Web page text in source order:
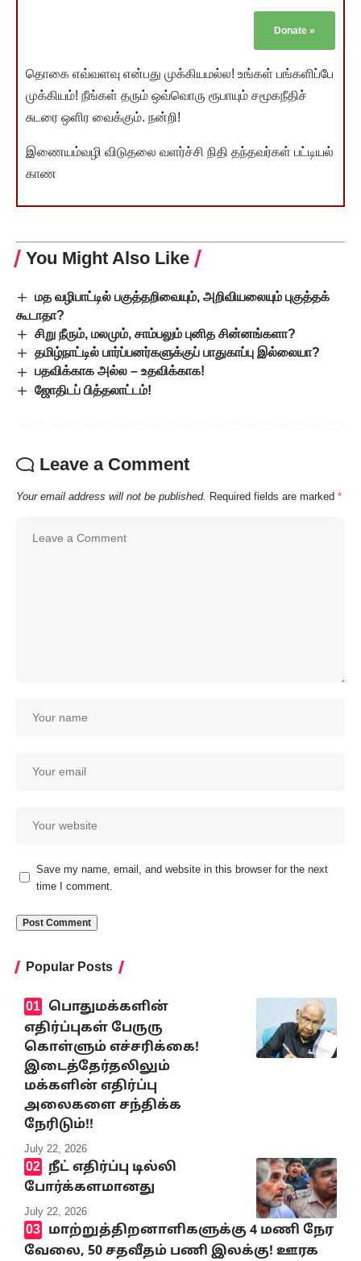
Donate »
தொகை எவ்வளவு என்பது முக்கியமல்ல! உங்கள் பங்களிப்பே
முக்கியம்! நீங்கள் தரும் ஒவ்வொரு ரூபாயும் சமூகநீதிச்
சுடரை ஒளிர வைக்கும். நன்றி!
இணையம்வழி விடுதலை வளர்ச்சி நிதி தந்தவர்கள் பட்டியல்
காண
You Might Also Like
மத வழிபாட்டில் பகுத்தறிவையும், அறிவியலையும் புகுத்தக்
கூடாதா?
சிறு நீரும், மலமும், சாம்பலும் புனித சின்னங்களா?
தமிழ்நாட்டில் பார்ப்பனர்களுக்குப் பாதுகாப்பு இல்லையா?
பதவிக்காக அல்ல – உதவிக்காக!
ஜோதிடப் பித்தலாட்டம்!
Leave a Comment
Your email address will not be published. Required fields are marked *
Save my name, email, and website in this browser for the next
time I comment.
Popular Posts
பொதுமக்களின்
எதிர்ப்புகள் பேருரு
கொள்ளும் எச்சரிக்கை!
இடைத்தேர்தலிலும்
மக்களின் எதிர்ப்பு
அலைகளை சந்திக்க
நேரிடும்!!
July 22, 2026
நீட் எதிர்ப்பு டில்லி
போர்க்களமானது
July 22, 2026
மாற்றுத்திறனாளிகளுக்கு 4 மணி நேர
வேலை, 50 சதவீதம் பணி இலக்கு! ஊரக